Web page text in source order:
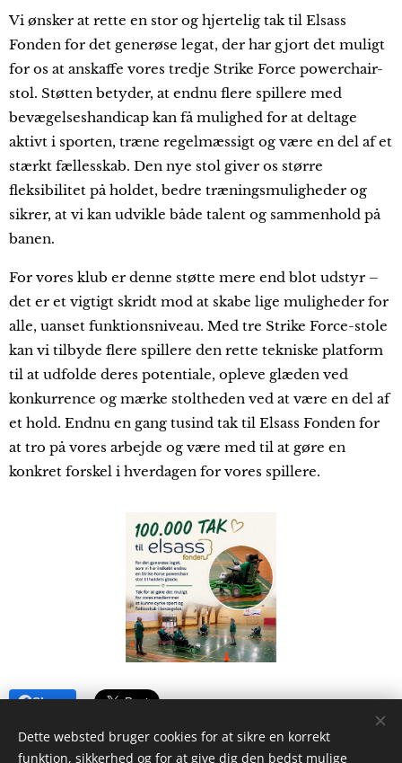
Vi ønsker at rette en stor og hjertelig tak til Elsass
Fonden for det generøse legat, der har gjort det muligt
for os at anskaffe vores tredje Strike Force powerchair-
stol. Støtten betyder, at endnu flere spillere med
bevægelseshandicap kan få mulighed for at deltage
aktivt i sporten, træne regelmæssigt og være en del af et
stærkt fællesskab. Den nye stol giver os større
fleksibilitet på holdet, bedre træningsmuligheder og
sikrer, at vi kan udvikle både talent og sammenhold på
banen.
For vores klub er denne støtte mere end blot udstyr –
det er et vigtigt skridt mod at skabe lige muligheder for
alle, uanset funktionsniveau. Med tre Strike Force-stole
kan vi tilbyde flere spillere den rette tekniske platform
til at udfolde deres potentiale, opleve glæden ved
konkurrence og mærke stoltheden ved at være en del af
et hold. Endnu en gang tusind tak til Elsass Fonden for
at tro på vores arbejde og være med til at gøre en
konkret forskel i hverdagen for vores spillere.
Share
Dette websted bruger cookies for at sikre en korrekt
funktion, sikkerhed og for at give dig den bedst mulige